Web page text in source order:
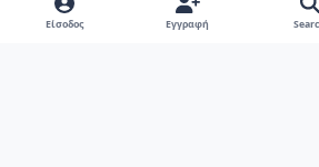
Light ModeDark ModeSystem Preference
Είσοδος Εγγραφή